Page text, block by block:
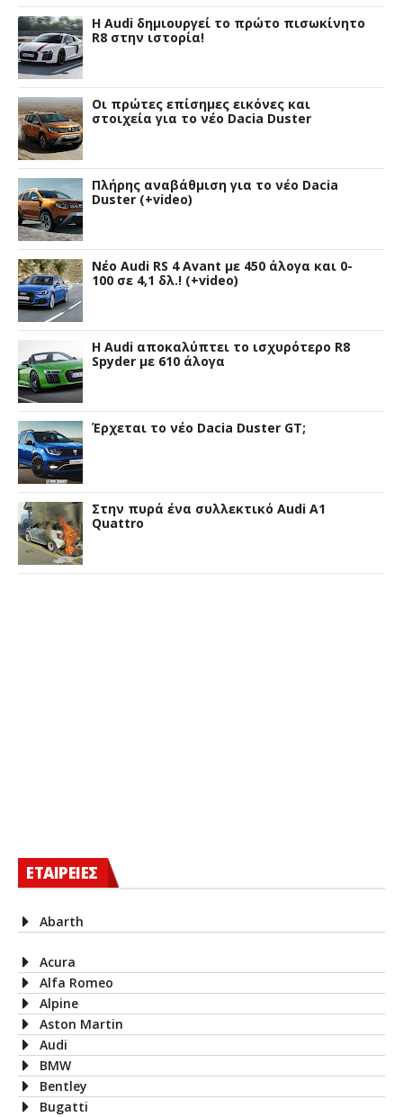
Η Audi δημιουργεί το πρώτο πισωκίνητο
R8 στην ιστορία!
Οι πρώτες επίσημες εικόνες και
στοιχεία για το νέο Dacia Duster
Πλήρης αναβάθμιση για το νέο Dacia
Duster (+video)
Νέο Audi RS 4 Avant με 450 άλογα και 0-
100 σε 4,1 δλ.! (+video)
Η Audi αποκαλύπτει το ισχυρότερο R8
Spyder με 610 άλογα
Έρχεται το νέο Dacia Duster GT;
Στην πυρά ένα συλλεκτικό Audi A1
Quattro
ΕΤΑΙΡΕΙΕΣ
Abarth
Acura
Alfa Romeo
Alpine
Aston Martin
Audi
BMW
Bentley
Bugatti